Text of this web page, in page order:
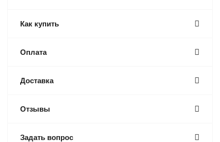
Как купить
Оплата
Доставка
Отзывы
Задать вопрос